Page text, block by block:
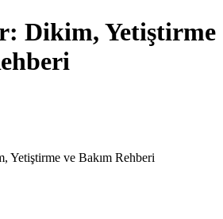
Dikim, Yetiştirme
Yetiştirme ve Bakım Rehberi